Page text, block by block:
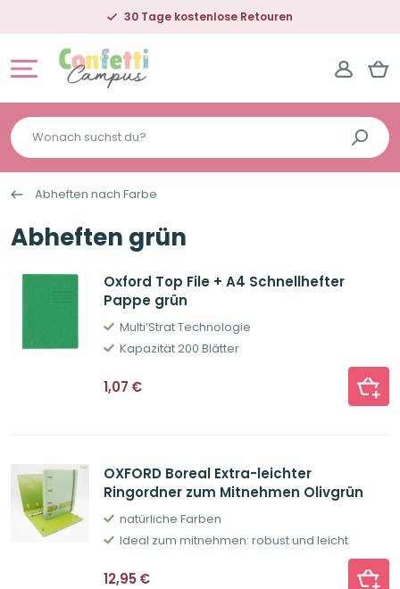
30 Tage kostenlose Retouren
Wonach
suchst
du?
Abheften nach Farbe
Abheften grün
Oxford Top File + A4 Schnellhefter
Pappe grün
Multi’Strat Technologie
Kapazität 200 Blätter
1,07 €
OXFORD Boreal Extra-leichter
Ringordner zum Mitnehmen Olivgrün
natürliche Farben
Ideal zum mitnehmen: robust und leicht
12,95 €